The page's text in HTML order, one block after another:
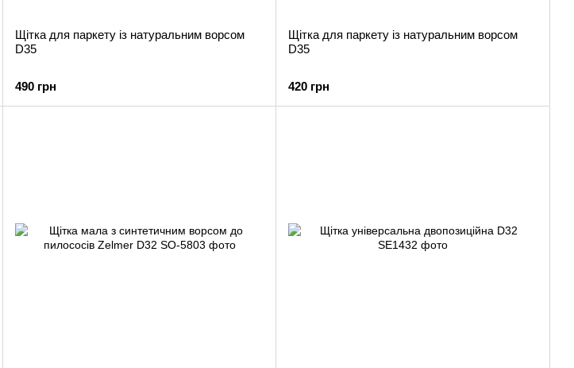
Щітка для паркету із натуральним ворсом
D35
490 грн
Щітка для паркету із натуральним ворсом
D35
420 грн